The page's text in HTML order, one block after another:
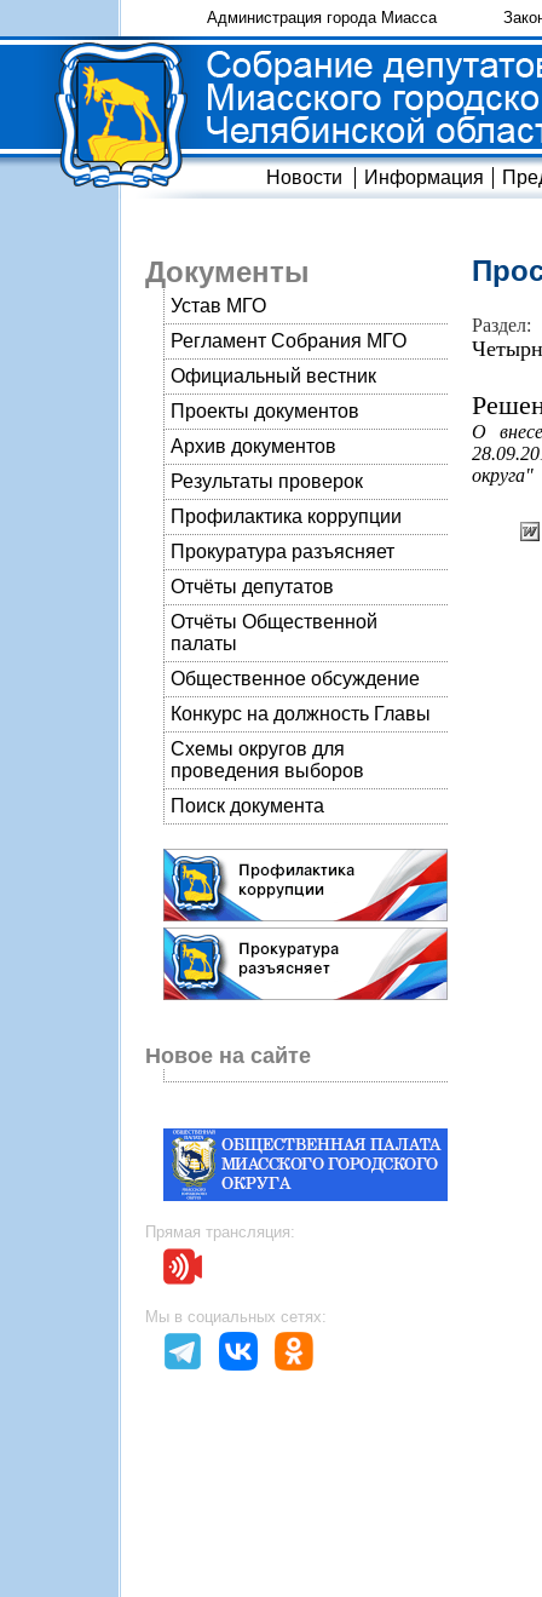
Администрация города Миасса
Новости Информация
Документы
Устав МГО
Регламент Собрания МГО
Официальный вестник
Проекты документов
Архив документов
Результаты проверок
Профилактика коррупции
Прокуратура разъясняет
Отчёты депутатов
Отчёты Общественной
палаты
Общественное обсуждение
Конкурс на должность Главы
Схемы округов для
проведения выборов
Поиск документа
Новое на сайте
Прямая трансляция:
Мы в социальных сетях:
Раздел:
О
округа"